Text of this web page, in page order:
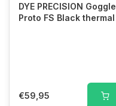
DYE PRECISION Goggle
Proto FS Black thermal
€59,95